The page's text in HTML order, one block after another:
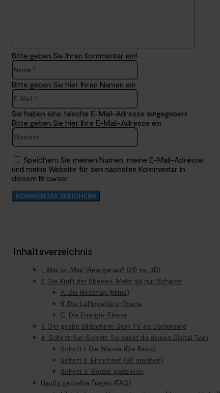
Bitte geben Sie Ihren Kommentar ein!
Name:*
Bitte geben Sie hier Ihren Namen ein
E-
Sie haben eine falsche E-Mail-Adresse eingegeben!
Bitte geben Sie hier Ihre E-Mail-Adresse ein
Website:
Speichern Sie meinen Namen, meine E-Mail-Adresse
und meine Website für den nächsten Kommentar in
diesem Browser.
Inhaltsverzeichnis
1. Was ist Map View genau? (2D vs. 3D)
2. Die Kraft der Ebenen: Mehr als nur Schalter
A. Die Heatmap (Klima)
B. Die Luftqualitäts-Ebene
C. Die Energie-Ebene
3. Der große Bildschirm: Dein TV als Dashboard
4. Schritt-für-Schritt: So baust du deinen Digital Twin
Schritt 1: Die Wände (Die Basis)
Schritt 2: Einrichten (3D machen)
Schritt 3: Geräte platzieren
Häufig gestellte Fragen (FAQ)